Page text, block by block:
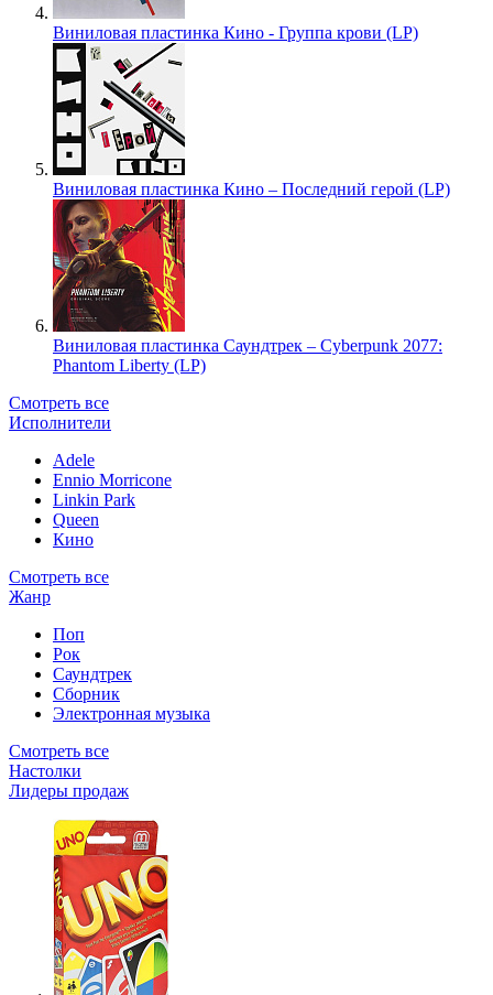
Виниловая пластинка Кино - Группа крови (LP)
Виниловая пластинка Кино – Последний герой (LP)
Виниловая пластинка Саундтрек – Cyberpunk 2077:
Phantom Liberty (LP)
Смотреть все
Исполнители
Adele
Ennio Morricone
Linkin Park
Queen
Кино
Смотреть все
Жанр
Поп
Рок
Саундтрек
Сборник
Электронная музыка
Смотреть все
Настолки
Лидеры продаж